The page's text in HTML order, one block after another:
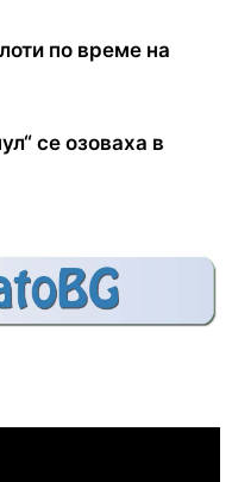
по време на
се озоваха в